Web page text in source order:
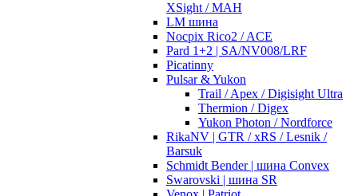
XSight / MAH
LM шина
Nocpix Rico2 / ACE
Pard 1+2 | SA/NV008/LRF
Picatinny
Pulsar & Yukon
Trail / Apex / Digisight Ultra
Thermion / Digex
Yukon Photon / Nordforce
RikaNV | GTR / xRS / Lesnik /
Barsuk
Schmidt Bender | шина Convex
Swarovski | шина SR